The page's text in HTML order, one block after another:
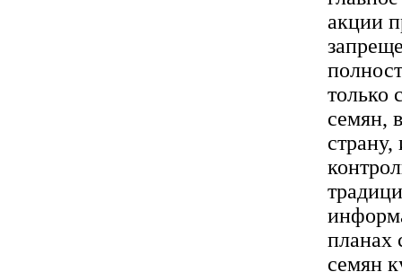
акции
только
семян,
планах
семян